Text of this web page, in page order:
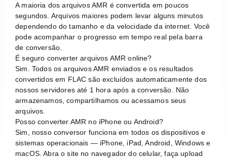
A maioria dos arquivos AMR é convertida em poucos
segundos. Arquivos maiores podem levar alguns minutos
dependendo do tamanho e da velocidade da internet. Você
pode acompanhar o progresso em tempo real pela barra
de conversão.
É seguro converter arquivos AMR online?
Sim. Todos os arquivos AMR enviados e os resultados
convertidos em FLAC são excluídos automaticamente dos
nossos servidores até 1 hora após a conversão. Não
armazenamos, compartilhamos ou acessamos seus
arquivos.
Posso converter AMR no iPhone ou Android?
Sim, nosso conversor funciona em todos os dispositivos e
sistemas operacionais — iPhone, iPad, Android, Windows e
macOS. Abra o site no navegador do celular, faça upload